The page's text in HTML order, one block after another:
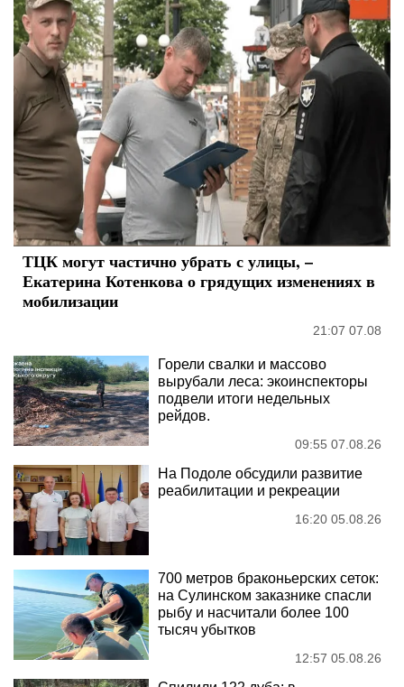
ТЦК могут частично убрать с улицы, –
Екатерина Котенкова о грядущих изменениях в
мобилизации
21:07 07.08
Горели свалки и массово
вырубали леса: экоинспекторы
подвели итоги недельных
рейдов.
09:55 07.08.26
На Подоле обсудили развитие
реабилитации и рекреации
16:20 05.08.26
700 метров браконьерских сеток:
на Сулинском заказнике спасли
рыбу и насчитали более 100
тысяч убытков
12:57 05.08.26